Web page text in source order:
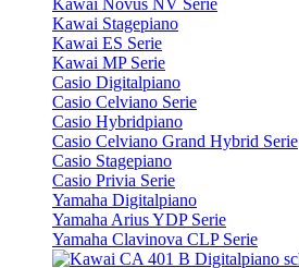
Kawai Novus NV Serie
Kawai Stagepiano
Kawai ES Serie
Kawai MP Serie
Casio Digitalpiano
Casio Celviano Serie
Casio Hybridpiano
Casio Celviano Grand Hybrid Serie
Casio Stagepiano
Casio Privia Serie
Yamaha Digitalpiano
Yamaha Arius YDP Serie
Yamaha Clavinova CLP Serie